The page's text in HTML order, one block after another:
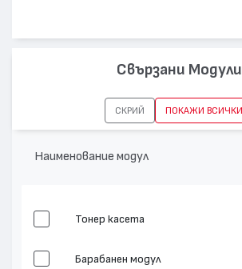
Цвят: Черен
3100
Свързани Модули
СКРИЙ ПОКАЖИ ВСИЧКИ
Наименование модул
Тонер касета
Барабанен модул